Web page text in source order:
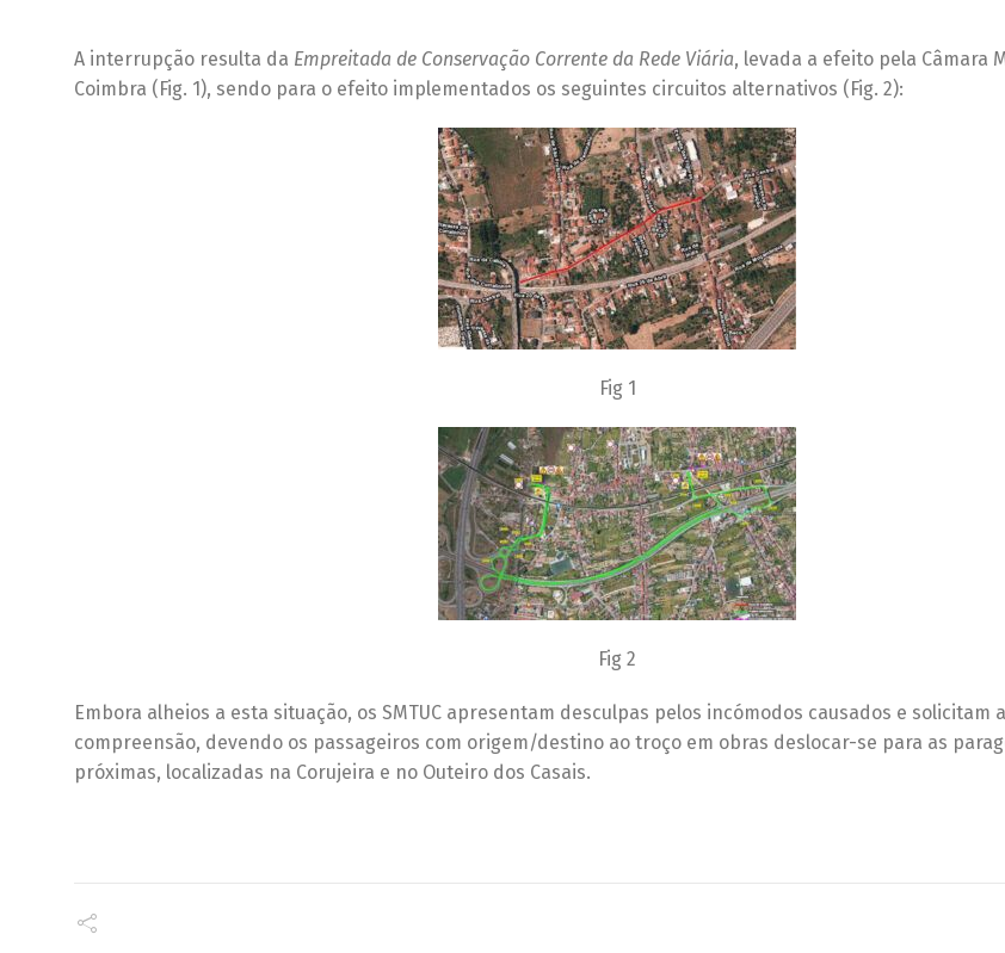
A interrupção resulta da Empreitada de Conservação Corrente da Rede Viária, levada a efeito pela Câmara
Coimbra (Fig. 1), sendo para o efeito implementados os seguintes circuitos alternativos (Fig. 2):
Fig 1
Fig 2
Embora alheios a esta situação, os SMTUC apresentam desculpas pelos incómodos causados e solicitam
compreensão, devendo os passageiros com origem/destino ao troço em obras deslocar-se para as
próximas, localizadas na Corujeira e no Outeiro dos Casais.